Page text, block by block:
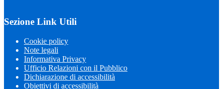
Sezione Link Utili
Cookie policy
Note legali
Informativa Privacy
Ufficio Relazioni con il Pubblico
Dichiarazione di accessibilità
Obiettivi di accessibilità